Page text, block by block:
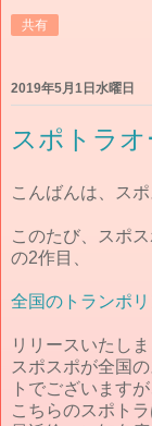
共有
2019年5月1日水曜日
スポトラオ
こんばんは、ス
このたび、スポ
の2作目、
全国のトランポ
リリースいたし
スポスポが全国
トでございますが
こちらのスポト